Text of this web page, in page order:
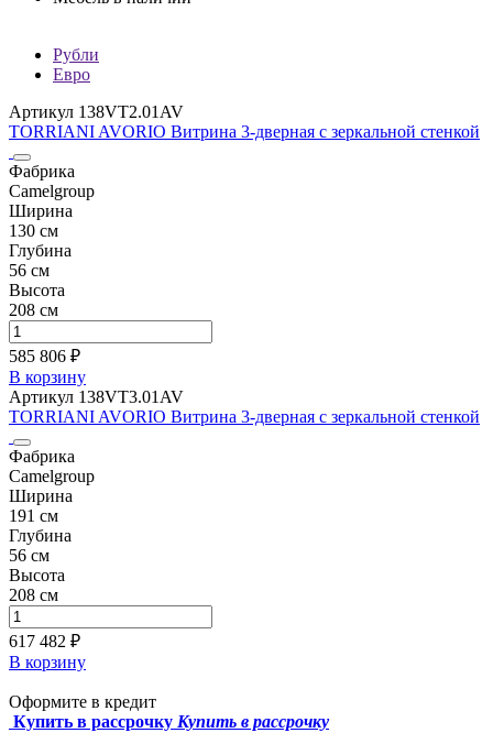
Рубли
Евро
Артикул 138VT2.01AV
TORRIANI AVORIO Витрина 3-дверная с зеркальной стенкой
Фабрика
Camelgroup
Ширина
130 см
Глубина
56 см
Высота
208 см
585 806 ₽
В корзину
Артикул 138VT3.01AV
TORRIANI AVORIO Витрина 3-дверная с зеркальной стенкой
Фабрика
Camelgroup
Ширина
191 см
Глубина
56 см
Высота
208 см
617 482 ₽
В корзину
Оформите в кредит
Купить в рассрочку Купить в рассрочку